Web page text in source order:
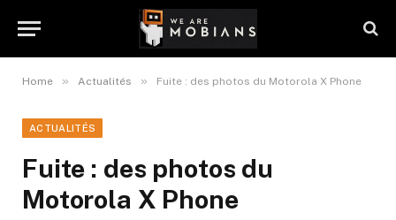
Home » Actualités » Fuite : des photos du Motorola X Phone
ACTUALITÉS
Fuite : des photos du
Motorola X Phone